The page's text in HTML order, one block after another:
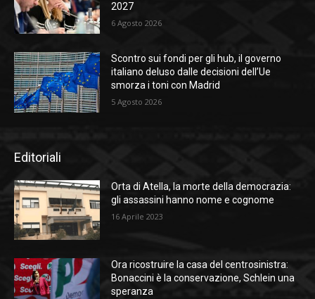
2027
6 Agosto 2026
Scontro sui fondi per gli hub, il governo
italiano deluso dalle decisioni dell’Ue
smorza i toni con Madrid
5 Agosto 2026
Editoriali
Orta di Atella, la morte della democrazia:
gli assassini hanno nome e cognome
16 Aprile 2023
Ora ricostruire la casa del centrosinistra:
Bonaccini è la conservazione, Schlein una
speranza